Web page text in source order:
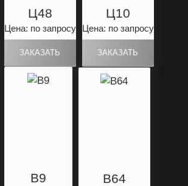
Ц48
Цена: по запросу
Ц10
Цена: по запросу
B9 B64